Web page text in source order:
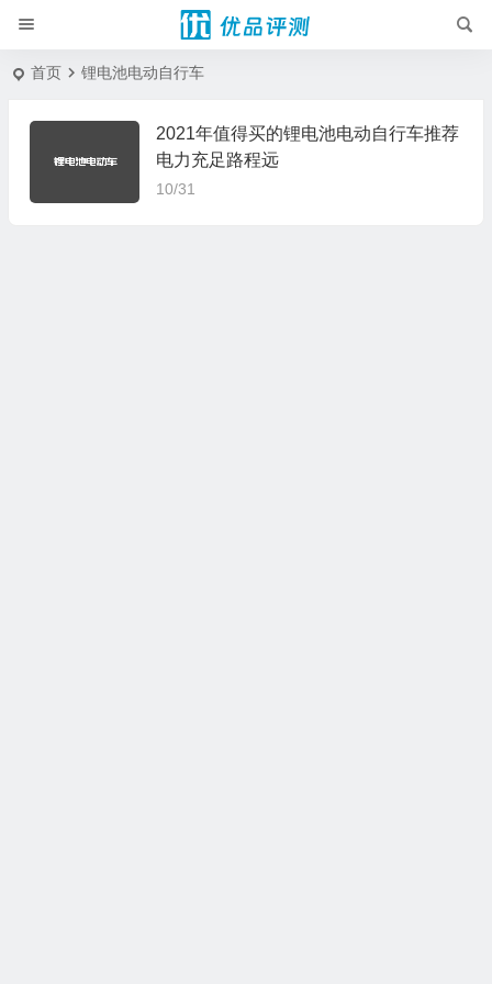
首页 锂电池电动自行车
2021年值得买的锂电池电动自行车推荐
电力充足路程远
10/31